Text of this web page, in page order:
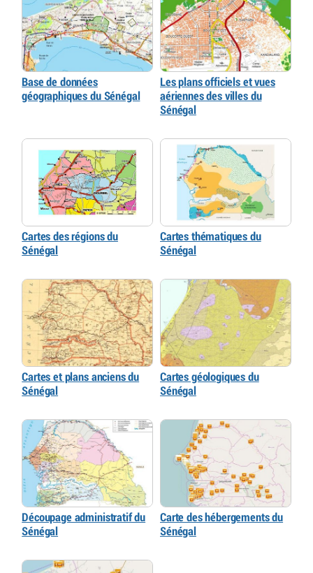
Base de données
géographiques du Sénégal
Les plans officiels et vues
aériennes des villes du
Sénégal
Cartes des régions du
Sénégal
Cartes thématiques du
Sénégal
Cartes et plans anciens du
Sénégal
Cartes géologiques du
Sénégal
Découpage administratif du
Sénégal
Carte des hébergements du
Sénégal